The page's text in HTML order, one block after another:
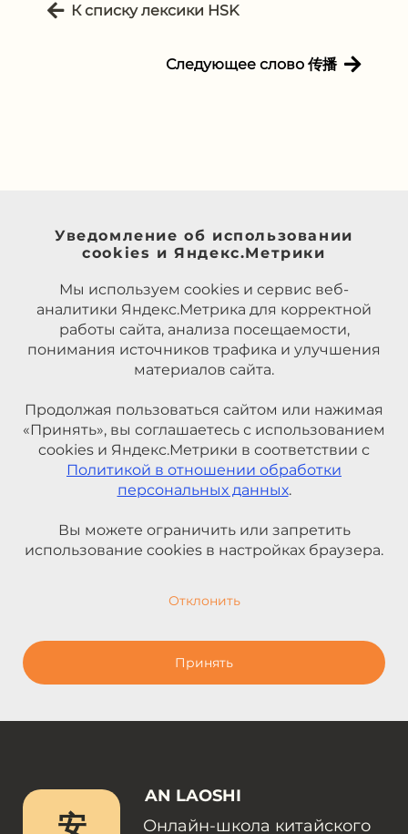
К списку лексики HSK
Следующее слово 传播
Уведомление об использовании
cookies и Яндекс.Метрики
Мы используем cookies и сервис веб-
аналитики Яндекс.Метрика для корректной
работы сайта, анализа посещаемости,
понимания источников трафика и улучшения
материалов сайта.
Продолжая пользоваться сайтом или нажимая
«Принять», вы соглашаетесь с использованием
cookies и Яндекс.Метрики в соответствии с
Политикой в отношении обработки
персональных данных.
Вы можете ограничить или запретить
использование cookies в настройках браузера.
Отклонить
Принять
安
AN LAOSHI
Онлайн-школа китайского